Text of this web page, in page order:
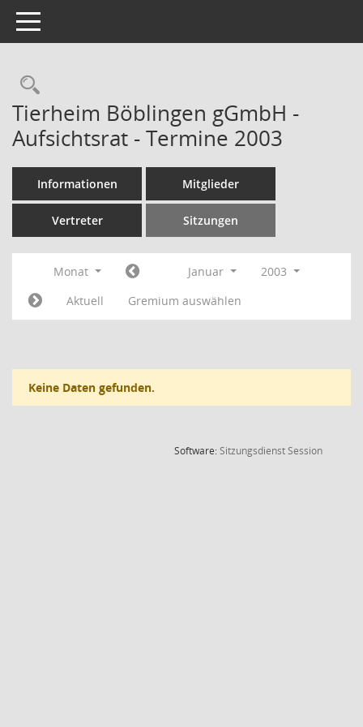
Toggle navigation
Rechercheauswahl
Tierheim Böblingen gGmbH -
Aufsichtsrat - Termine 2003
Informationen Mitglieder
Vertreter Sitzungen
Monat Januar
2003
Aktuell
Gremium auswählen
Keine Daten gefunden.
Software:SitzungsdienstSession(Wird in